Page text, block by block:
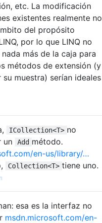
etc. La modificación
existentes realmente no
del propósito
por lo que LINQ no
más de la caja para
métodos de extensión (y
muestra) serían ideales
ICollection<T> no
un
Add método.
en-us/library/…
Collection<T> tiene uno.
esa es la interfaz no
msdn.microsoft.com/en-